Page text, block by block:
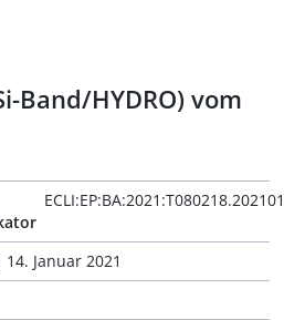
Band/HYDRO) vom
14. Januar 2021